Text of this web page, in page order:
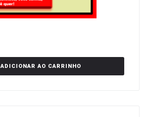
ADICIONAR AO CARRINHO